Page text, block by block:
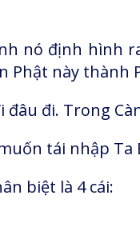
nó định hình
Phật này thành
đi. Trong
tái nhập Ta
biệt là 4 cái: